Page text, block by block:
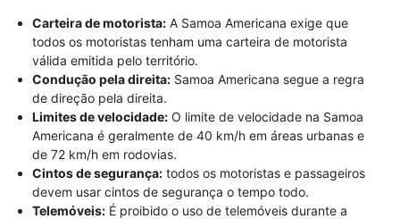
Carteira de motorista: A Samoa Americana exige que
todos os motoristas tenham uma carteira de motorista
válida emitida pelo território.
Condução pela direita: Samoa Americana segue a regra
de direção pela direita.
Limites de velocidade: O limite de velocidade na Samoa
Americana é geralmente de 40 km/h em áreas urbanas e
de 72 km/h em rodovias.
Cintos de segurança: todos os motoristas e passageiros
devem usar cintos de segurança o tempo todo.
Telemóveis: É proibido o uso de telemóveis durante a